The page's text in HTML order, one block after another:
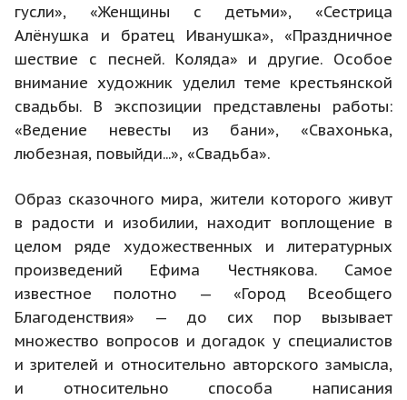
гусли», «Женщины с детьми», «Сестрица
Алёнушка и братец Иванушка», «Праздничное
шествие с песней. Коляда» и другие. Особое
внимание художник уделил теме крестьянской
свадьбы. В экспозиции представлены работы:
«Ведение невесты из бани», «Свахонька,
любезная, повыйди...», «Свадьба».
Образ сказочного мира, жители которого живут
в радости и изобилии, находит воплощение в
целом ряде художественных и литературных
произведений Ефима Честнякова. Самое
известное полотно — «Город Всеобщего
Благоденствия» — до сих пор вызывает
множество вопросов и догадок у специалистов
и зрителей и относительно авторского замысла,
и относительно способа написания